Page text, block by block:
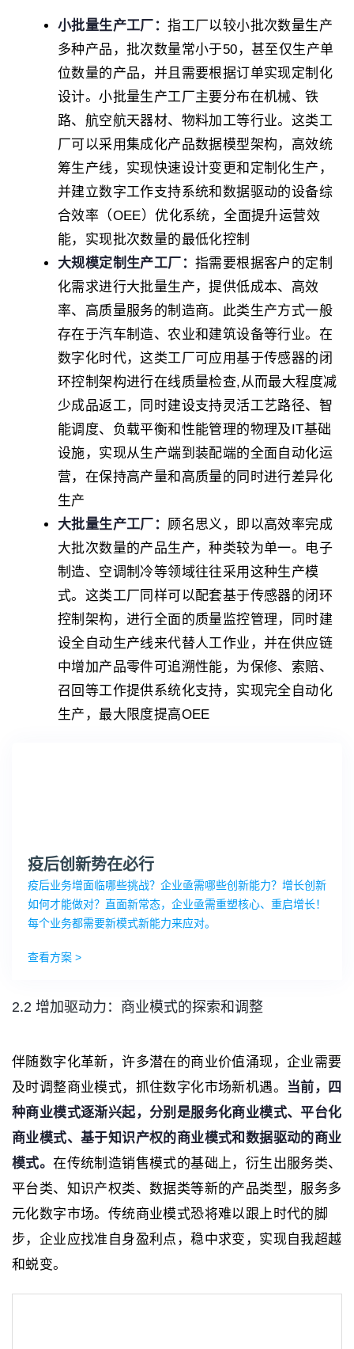
小批量生产工厂：指工厂以较小批次数量生产
多种产品，批次数量常小于50，甚至仅生产单
位数量的产品，并且需要根据订单实现定制化
设计。小批量生产工厂主要分布在机械、铁
路、航空航天器材、物料加工等行业。这类工
厂可以采用集成化产品数据模型架构，高效统
筹生产线，实现快速设计变更和定制化生产，
并建立数字工作支持系统和数据驱动的设备综
合效率（OEE）优化系统，全面提升运营效
能，实现批次数量的最低化控制
大规模定制生产工厂： 指需要根据客户的定制
化需求进行大批量生产，提供低成本、高效
率、高质量服务的制造商。此类生产方式一般
存在于汽车制造、农业和建筑设备等行业。在
数字化时代，这类工厂可应用基于传感器的闭
环控制架构进行在线质量检查,从而最大程度减
少成品返工，同时建设支持灵活工艺路径、智
能调度、负载平衡和性能管理的物理及IT基础
设施，实现从生产端到装配端的全面自动化运
营，在保持高产量和高质量的同时进行差异化
生产
大批量生产工厂： 顾名思义，即以高效率完成
大批次数量的产品生产，种类较为单一。电子
制造、空调制冷等领域往往采用这种生产模
式。这类工厂同样可以配套基于传感器的闭环
控制架构，进行全面的质量监控管理，同时建
设全自动生产线来代替人工作业，并在供应链
中增加产品零件可追溯性能，为保修、索赔、
召回等工作提供系统化支持，实现完全自动化
生产，最大限度提高OEE
疫后创新势在必行
疫后业务增面临哪些挑战？企业亟需哪些创新能力？增长创新
如何才能做对？直面新常态，企业亟需重塑核心、重启增长！
每个业务都需要新模式新能力来应对。
查看方案 >
2.2 增加驱动力：商业模式的探索和调整
伴随数字化革新，许多潜在的商业价值涌现，企业需要
及时调整商业模式，抓住数字化市场新机遇。
当前，四
种商业模式逐渐兴起，分别是服务化商业模式、平台化
商业模式、基于知识产权的商业模式和数据驱动的商业
模式。在传统制造销售模式的基础上，衍生出服务类、
平台类、知识产权类、数据类等新的产品类型，服务多
元化数字市场。传统商业模式恐将难以跟上时代的脚
步，企业应找准自身盈利点，稳中求变，实现自我超越
和蜕变。